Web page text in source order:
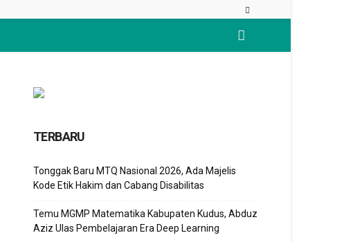
TERBARU
Tonggak Baru MTQ Nasional 2026, Ada Majelis
Kode Etik Hakim dan Cabang Disabilitas
Temu MGMP Matematika Kabupaten Kudus, Abduz
Aziz Ulas Pembelajaran Era Deep Learning